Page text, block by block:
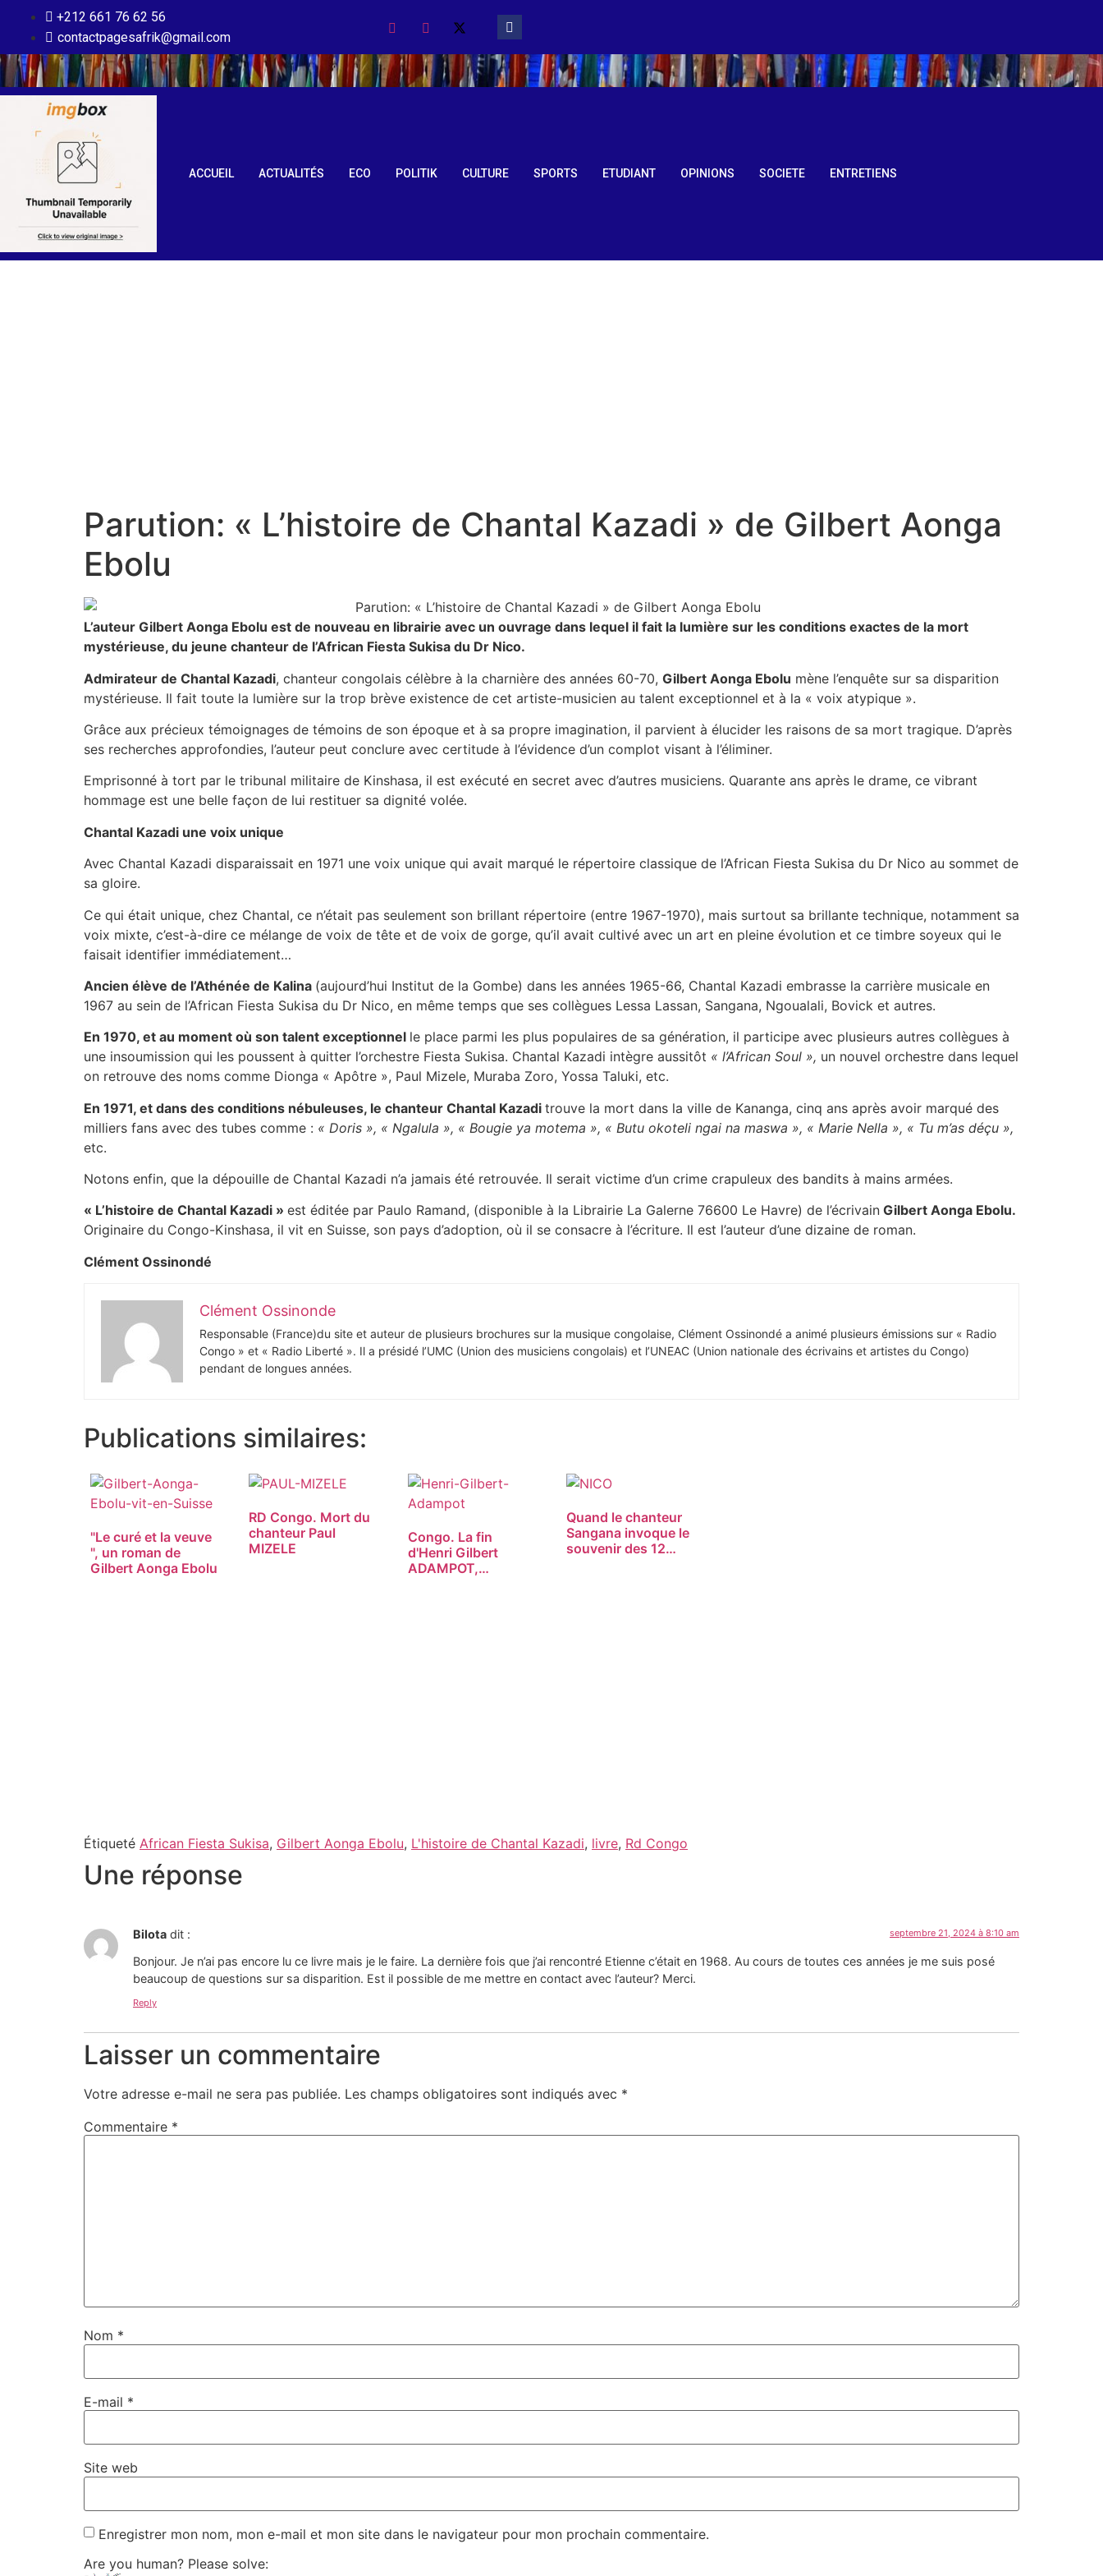
+212 661 76 62 56
contactpagesafrik@gmail.com
ACCUEIL ACTUALITÉS ECO POLITIK CULTURE SPORTS ETUDIANT OPINIONS SOCIETE ENTRETIENS
Parution: « L’histoire de Chantal Kazadi » de Gilbert Aonga
Ebolu
L’auteur Gilbert Aonga Ebolu est de nouveau en librairie avec un ouvrage dans lequel il fait la lumière sur les conditions exactes de la mort
mystérieuse, du jeune chanteur de l’African Fiesta Sukisa du Dr Nico.
Admirateur de Chantal Kazadi, chanteur congolais célèbre à la charnière des années 60-70, Gilbert Aonga Ebolu mène l’enquête sur sa disparition
mystérieuse. Il fait toute la lumière sur la trop brève existence de cet artiste-musicien au talent exceptionnel et à la « voix atypique ».
Grâce aux précieux témoignages de témoins de son époque et à sa propre imagination, il parvient à élucider les raisons de sa mort tragique. D’après
ses recherches approfondies, l’auteur peut conclure avec certitude à l’évidence d’un complot visant à l’éliminer.
Emprisonné à tort par le tribunal militaire de Kinshasa, il est exécuté en secret avec d’autres musiciens. Quarante ans après le drame, ce vibrant
hommage est une belle façon de lui restituer sa dignité volée.
Chantal Kazadi une voix unique
Avec Chantal Kazadi disparaissait en 1971 une voix unique qui avait marqué le répertoire classique de l’African Fiesta Sukisa du Dr Nico au sommet de
sa gloire.
Ce qui était unique, chez Chantal, ce n’était pas seulement son brillant répertoire (entre 1967-1970), mais surtout sa brillante technique, notamment sa
voix mixte, c’est-à-dire ce mélange de voix de tête et de voix de gorge, qu’il avait cultivé avec un art en pleine évolution et ce timbre soyeux qui le
faisait identifier immédiatement…
Ancien élève de l’Athénée de Kalina (aujourd’hui Institut de la Gombe) dans les années 1965-66, Chantal Kazadi embrasse la carrière musicale en
1967 au sein de l’African Fiesta Sukisa du Dr Nico, en même temps que ses collègues Lessa Lassan, Sangana, Ngoualali, Bovick et autres.
En 1970, et au moment où son talent exceptionnel le place parmi les plus populaires de sa génération, il participe avec plusieurs autres collègues à
une insoumission qui les poussent à quitter l’orchestre Fiesta Sukisa. Chantal Kazadi intègre aussitôt « l’African Soul », un nouvel orchestre dans lequel
on retrouve des noms comme Dionga « Apôtre », Paul Mizele, Muraba Zoro, Yossa Taluki, etc.
En 1971, et dans des conditions nébuleuses, le chanteur Chantal Kazadi trouve la mort dans la ville de Kananga, cinq ans après avoir marqué des
milliers fans avec des tubes comme : « Doris », « Ngalula », « Bougie ya motema », « Butu okoteli ngai na maswa », « Marie Nella », « Tu m’as déçu »,
etc.
Notons enfin, que la dépouille de Chantal Kazadi n’a jamais été retrouvée. Il serait victime d’un crime crapuleux des bandits à mains armées.
« L’histoire de Chantal Kazadi » est éditée par Paulo Ramand, (disponible à la Librairie La Galerne 76600 Le Havre) de l’écrivain Gilbert Aonga Ebolu.
Originaire du Congo-Kinshasa, il vit en Suisse, son pays d’adoption, où il se consacre à l’écriture. Il est l’auteur d’une dizaine de roman.
Clément Ossinondé
Clément Ossinonde
Responsable (France)du site et auteur de plusieurs brochures sur la musique congolaise, Clément Ossinondé a animé plusieurs émissions sur « Radio
Congo » et « Radio Liberté ». Il a présidé l’UMC (Union des musiciens congolais) et l’UNEAC (Union nationale des écrivains et artistes du Congo)
pendant de longues années.
Publications similaires:
"Le curé et la veuve
", un roman de
Gilbert Aonga Ebolu
RD Congo. Mort du
chanteur Paul
MIZELE
Congo. La fin
d'Henri Gilbert
ADAMPOT,
Quand le chanteur
Sangana invoque le
souvenir des 12…
Étiqueté African Fiesta Sukisa, Gilbert Aonga Ebolu, L'histoire de Chantal Kazadi, livre, Rd Congo
Une réponse
Bilota dit : septembre 21, 2024 à 8:10 am
Bonjour. Je n’ai pas encore lu ce livre mais je le faire. La dernière fois que j’ai rencontré Etienne c’était en 1968. Au cours de toutes ces années je me suis posé
beaucoup de questions sur sa disparition. Est il possible de me mettre en contact avec l’auteur? Merci.
Reply
Laisser un commentaire
Votre adresse e-mail ne sera pas publiée. Les champs obligatoires sont indiqués avec *
Commentaire *
Nom *
E-mail *
Site web
Enregistrer mon nom, mon e-mail et mon site dans le navigateur pour mon prochain commentaire.
Are you human? Please solve: